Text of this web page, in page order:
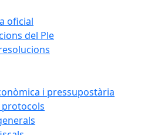
oficial
del Ple
i pressupostària